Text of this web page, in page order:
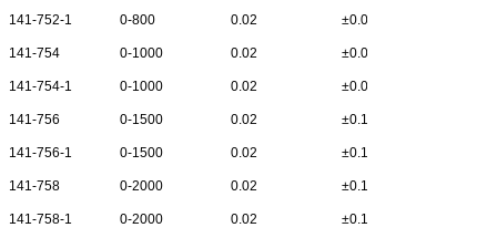
141-752-1 0-800 0.02 ±0.08
141-754 0-1000 0.02 ±0.07
141-754-1 0-1000 0.02 ±0.09
141-756 0-1500 0.02 ±0.11
141-756-1 0-1500 0.02 ±0.14
141-758 0-2000 0.02 ±0.14
141-758-1 0-2000 0.02 ±0.14